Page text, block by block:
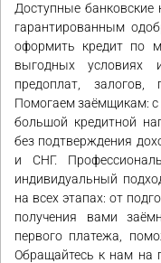
Доступные
гарантированным
оформить кредит по
выгодных условиях
предоплат, залогов,
Помогаем заёмщикам:
большой кредитной
без подтверждения
и СНГ.
индивидуальный
на всех этапах: от
получения вами
первого платежа,
Обращайтесь к нам на